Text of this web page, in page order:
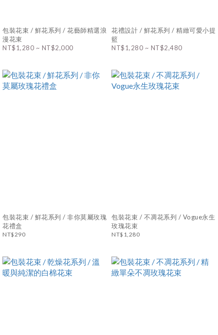
包裝花束 / 鮮花系列 / 花藝師精選浪
漫花束
NT$1,280 ~ NT$2,000
花禮設計 / 鮮花系列 / 精緻可愛小提
籃
NT$1,280 ~ NT$2,480
包裝花束 / 鮮花系列 / 非你莫屬玫瑰
花禮盒
NT$290
包裝花束 / 不凋花系列 / Vogue永生
玫瑰花束
NT$1,280